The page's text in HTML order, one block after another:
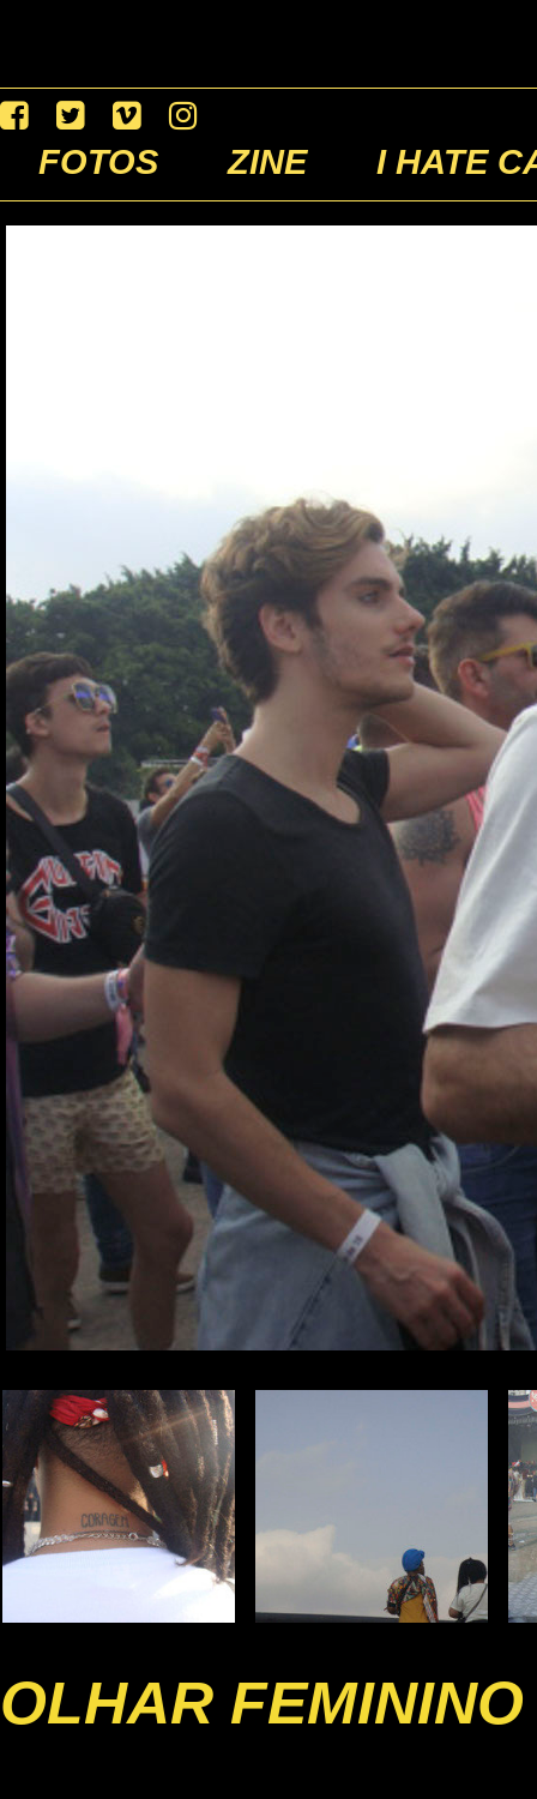
FOTOS ZINE I HATE
OLHAR FEMININO